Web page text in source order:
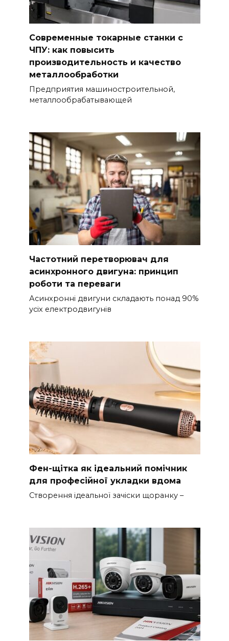
Современные токарные станки с
ЧПУ: как повысить
производительность и качество
металлообработки
Предприятия машиностроительной,
металлообрабатывающей
Частотний перетворювач для
асинхронного двигуна: принцип
роботи та переваги
Асинхронні двигуни складають понад 90%
усіх електродвигунів
Фен-щітка як ідеальний помічник
для професійної укладки вдома
Створення ідеальної зачіски щоранку –